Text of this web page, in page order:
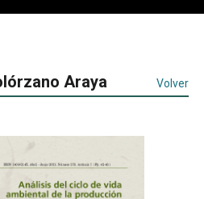
Araya Volver